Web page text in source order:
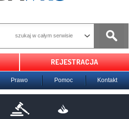
szukaj w całym serwisie
REJESTRACJA
Prawo Pomoc Kontakt